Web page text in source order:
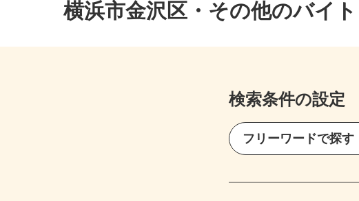
横浜市金沢区・その他のバイ
検索条件の設定